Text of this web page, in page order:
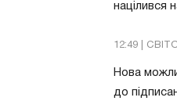
націлився
12:49 |
Нова
до